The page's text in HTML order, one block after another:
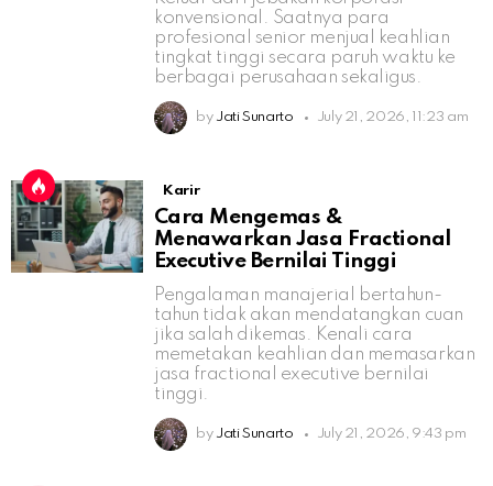
konvensional. Saatnya para
profesional senior menjual keahlian
tingkat tinggi secara paruh waktu ke
berbagai perusahaan sekaligus.
by Jati Sunarto July 21, 2026, 11:23 am
Karir
Cara Mengemas &
Menawarkan Jasa Fractional
Executive Bernilai Tinggi
Pengalaman manajerial bertahun-
tahun tidak akan mendatangkan cuan
jika salah dikemas. Kenali cara
memetakan keahlian dan memasarkan
jasa fractional executive bernilai
tinggi.
by Jati Sunarto July 21, 2026, 9:43 pm